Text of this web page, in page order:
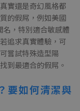
實還是奇幻風格都
的假屌，例如美國
，特別適合敏感體
追求真實體驗，可
嘗試特殊造型陽
到最適合的假屌。
要如何清潔與